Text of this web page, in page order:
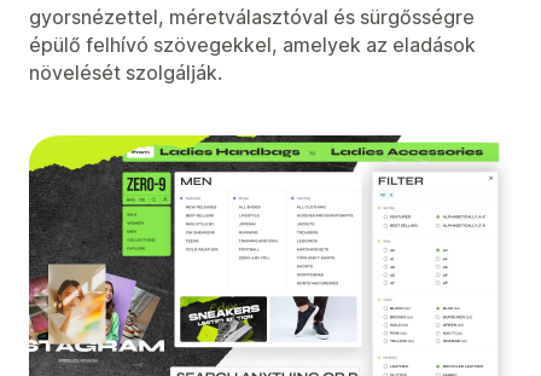
gyorsnézettel, méretválasztóval és sürgősségre
épülő felhívó szövegekkel, amelyek az eladások
növelését szolgálják.